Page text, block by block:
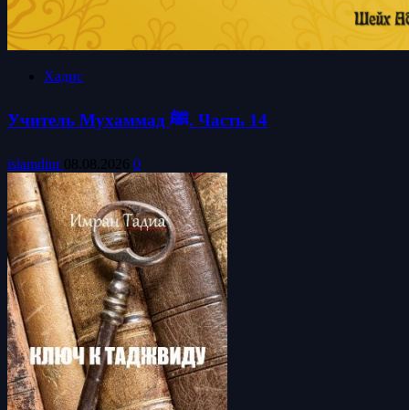
Хадис
Учитель Мухаммад ﷺ. Часть 14
islamdinr 08.08.2026 0